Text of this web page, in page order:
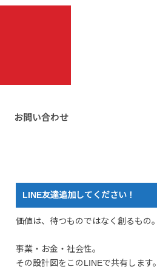
お問い合わせ
LINE友達追加してください！
価値は、待つものではなく創るもの。
事業・お金・社会性。
その設計図をこのLINEで共有します。